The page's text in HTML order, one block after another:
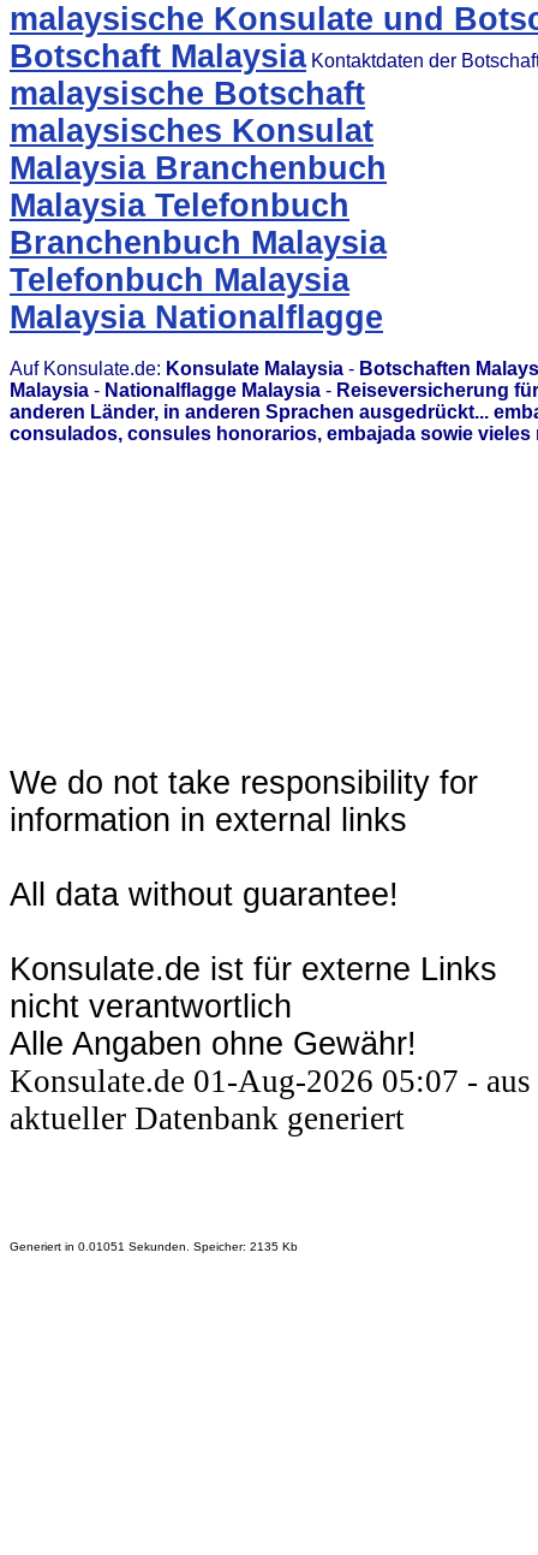
malaysische Konsulate und
Botschaft MalaysiaKontaktdaten der
malaysische Botschaft
malaysisches Konsulat
Malaysia Branchenbuch
Malaysia Telefonbuch
Branchenbuch Malaysia
Telefonbuch Malaysia
Malaysia Nationalflagge
Auf Konsulate.de: Konsulate Malaysia - Botschaften
Malaysia - Nationalflagge Malaysia - Reiseversicherung
anderen Länder, in anderen Sprachen ausgedrückt...
consulados, consules honorarios, embajada sowie vieles
We do not take responsibility for
information in external links
All data without guarantee!
Konsulate.de ist für externe Links
nicht verantwortlich
Alle Angaben ohne Gewähr!
Konsulate.de 01-Aug-2026 05:07 - aus
aktueller Datenbank generiert
Generiert in 0.01051 Sekunden. Speicher: 2135 Kb